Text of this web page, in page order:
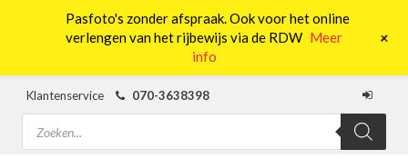
Klantenservice
070-3638398
Producten
zoeken
Pasfoto's zonder afspraak. Ook voor het online
verlengen van het rijbewijs via de RDW Meer
info
+